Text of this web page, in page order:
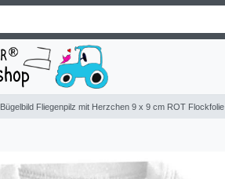
Bügelbild Fliegenpilz mit Herzchen 9 x 9 cm ROT Flockfolie